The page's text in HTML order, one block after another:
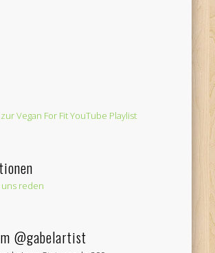
Vegan For Fit YouTube Playlist
uns reden
@gabelartist